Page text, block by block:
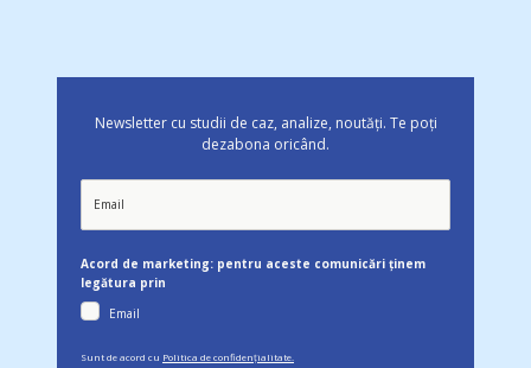
Newsletter cu studii de caz, analize, noutăți. Te poți
dezabona oricând.
Acord de marketing: pentru aceste comunicări ținem
legătura prin
Email
Sunt de acord cu Politica de confidențialitate.